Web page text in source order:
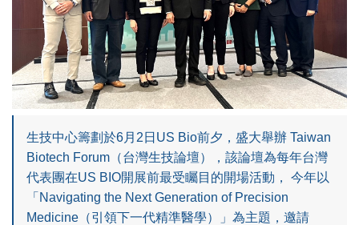
生技中心籌劃於6月2日US Bio前夕，盛大舉辦 Taiwan
Biotech Forum（台灣生技論壇），該論壇為每年台灣
代表團在US BIO開展前最受矚目的開場活動， 今年以
「Navigating the Next Generation of Precision
Medicine（引領下一代精準醫學）」為主題，邀請